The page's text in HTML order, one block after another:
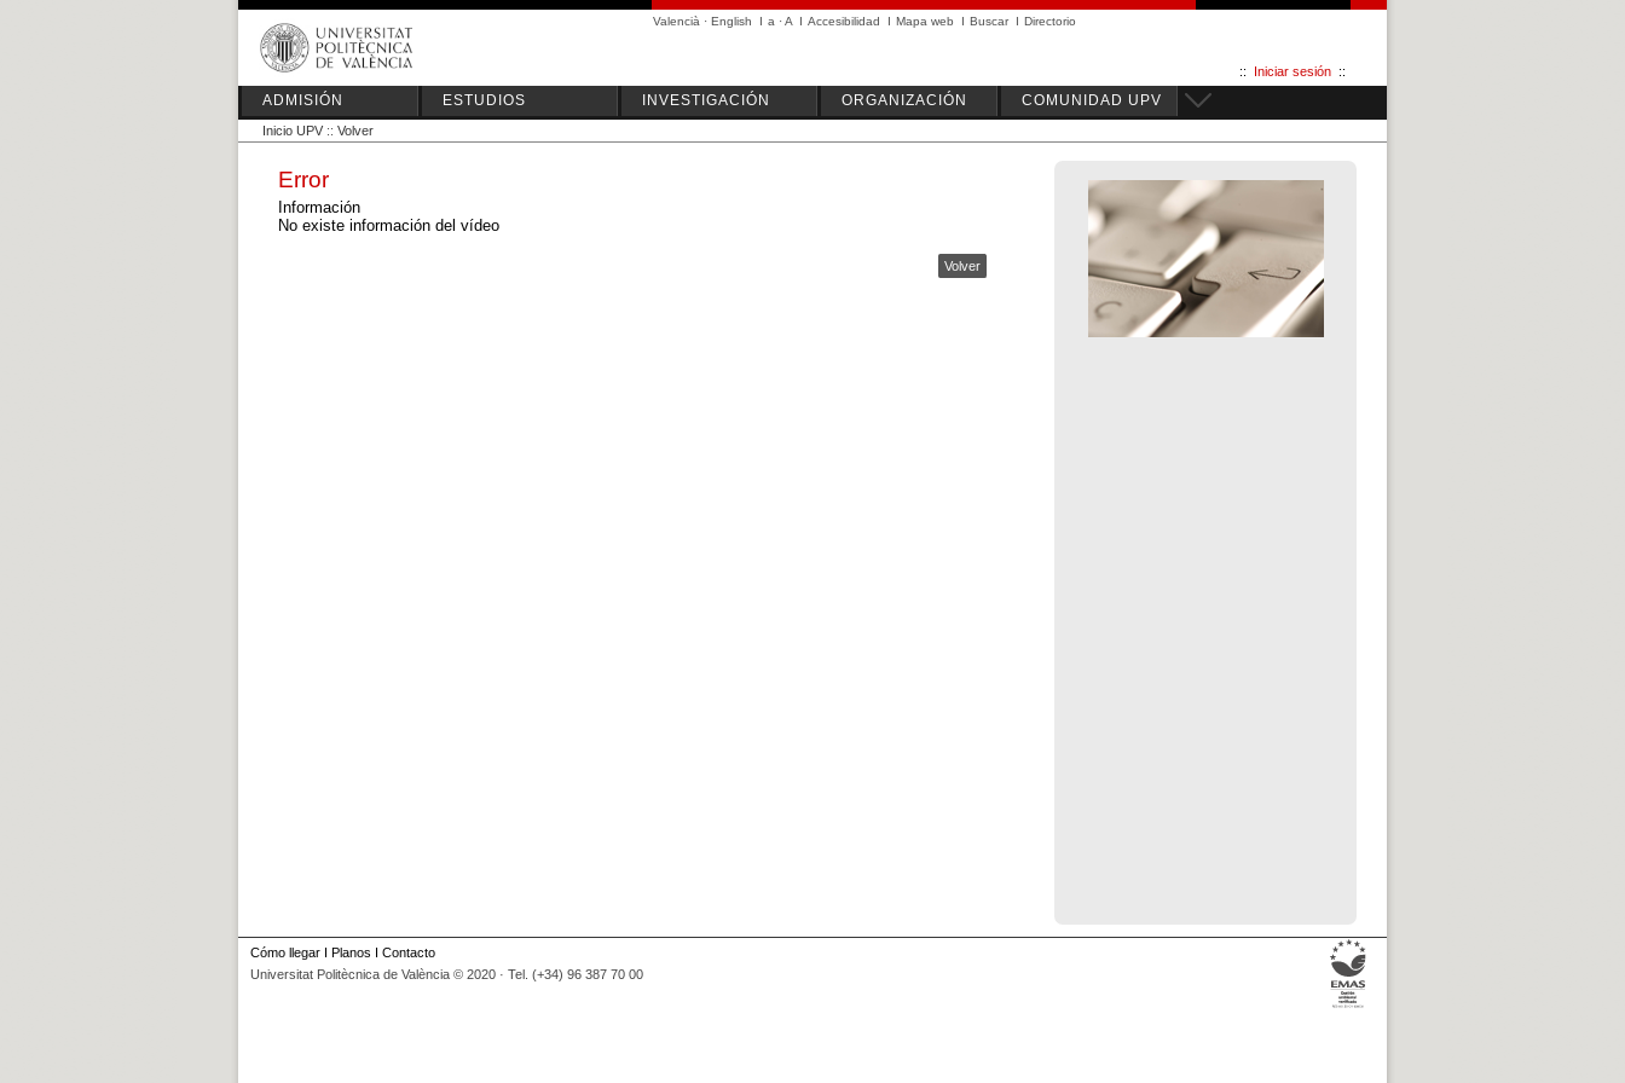
Valencià · English I a ·A I Accesibilidad I Mapa web I Buscar I Directorio
:: Iniciar sesión ::
ADMISIÓN ESTUDIOS INVESTIGACIÓN ORGANIZACIÓN COMUNIDAD UPV
Inicio UPV :: Volver
Error
Información
No existe información del vídeo
Volver
Cómo llegar I Planos I Contacto
Universitat Politècnica de València © 2020 · Tel. (+34) 96 387 70 00